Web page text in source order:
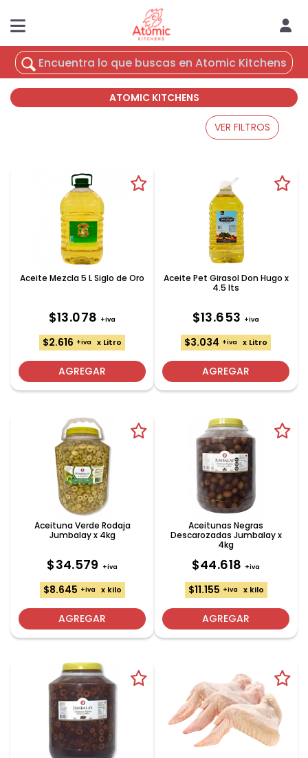
ATOMIC KITCHENS
VER FILTROS
Aceite Mezcla 5 L Siglo de Oro
$13.078 +iva
$2.616 +iva x Litro
AGREGAR
Aceite Pet Girasol Don Hugo x
4.5 lts
$13.653 +iva
$3.034 +iva x Litro
AGREGAR
Aceituna Verde Rodaja
Jumbalay x 4kg
$34.579 +iva
$8.645 +iva x kilo
AGREGAR
Aceitunas Negras
Descarozadas Jumbalay x
4kg
$44.618 +iva
$11.155 +iva x kilo
AGREGAR